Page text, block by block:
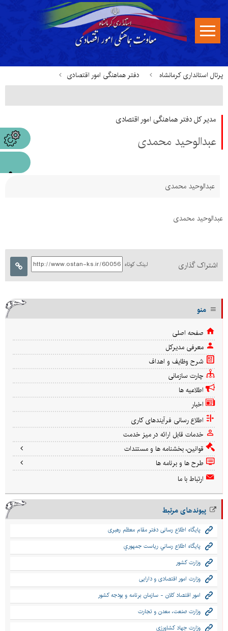
پرتال استانداری کرمانشاه دفتر هماهنگی امور اقتصادی
مدیر کل دفتر هماهنگی امور اقتصادی
عبدالوحید محمدی
عبدالوحید محمدی
عبدالوحید محمدی
اشتراک گذاری لینک کوتاه
منو
صفحه اصلی
معرفی مدیرکل
شرح وظایف و اهداف
چارت سازمانی
اطلاعیه ها
اخبار
اطلاع رسانی فرآیندهای کاری
خدمات قابل ارائه در میز خدمت
قوانین، بخشنامه ها و مستندات
طرح ها و برنامه ها
ارتباط با ما
پیوندهای مرتبط
پایگاه اطلاع رسانی دفتر مقام معظم رهبری
پايگاه اطلاع رساني رياست جمهوري
وزارت کشور
وزارت امور اقتصادی و دارایی
امور اقتصاد كلان - سازمان برنامه و بودجه كشور
وزارت صنعت، معدن و تجارت
وزارت جهاد کشاورزی